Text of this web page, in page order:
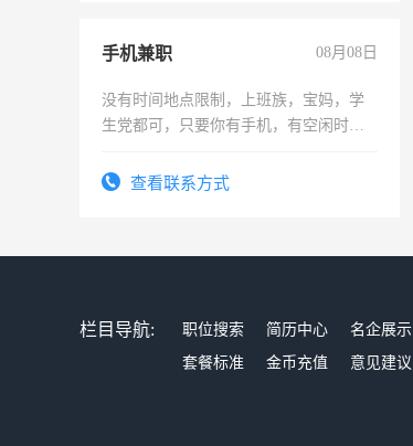
手机兼职 08月08日
没有时间地点限制，上班族，宝妈，学
生党都可，只要你有手机，有空闲时
勤快的四五十，每天挣零花钱没问题！
查看联系方式
栏目导航: 职位搜索 简历中心 名企展示
套餐标准
金币充值 意见建议